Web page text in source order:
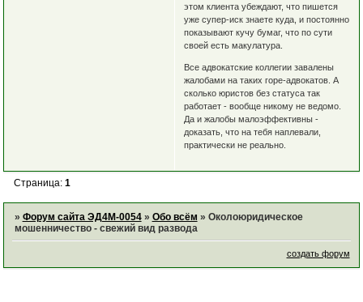
этом клиента убеждают, что пишется
уже супер-иск знаете куда, и постоянно
показывают кучу бумаг, что по сути
своей есть макулатура.
Все адвокатские коллегии завалены
жалобами на таких горе-адвокатов. А
сколько юристов без статуса так
работает - вообще никому не ведомо.
Да и жалобы малоэффективны -
доказать, что на тебя наплевали,
практически не реально.
Страница: 1
» Форум сайта ЭД4М-0054 » Обо всём » Околоюридическое
мошенничество - свежий вид развода
создать форум